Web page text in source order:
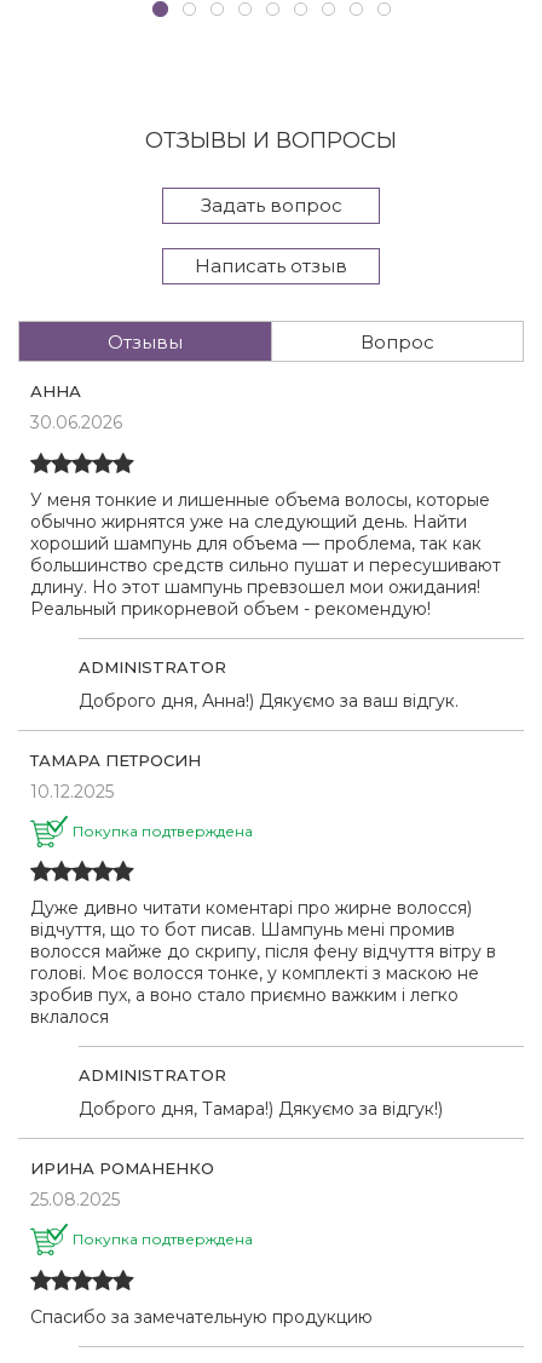
ОТЗЫВЫ И ВОПРОСЫ
Задать вопрос
Написать отзыв
Отзывы Вопрос
АННА
30.06.2026
У меня тонкие и лишенные объема волосы, которые
обычно жирнятся уже на следующий день. Найти
хороший шампунь для объема — проблема, так как
большинство средств сильно пушат и пересушивают
длину. Но этот шампунь превзошел мои ожидания!
Реальный прикорневой объем - рекомендую!
ADMINISTRATOR
Доброго дня, Анна!) Дякуємо за ваш відгук.
ТАМАРА ПЕТРОСИН
10.12.2025
Покупка подтверждена
Дуже дивно читати коментарі про жирне волосся)
відчуття, що то бот писав. Шампунь мені промив
волосся майже до скрипу, після фену відчуття вітру в
голові. Моє волосся тонке, у комплекті з маскою не
зробив пух, а воно стало приємно важким і легко
вклалося
ADMINISTRATOR
Доброго дня, Тамара!) Дякуємо за відгук!)
ИРИНА РОМАНЕНКО
25.08.2025
Покупка подтверждена
Спасибо за замечательную продукцию